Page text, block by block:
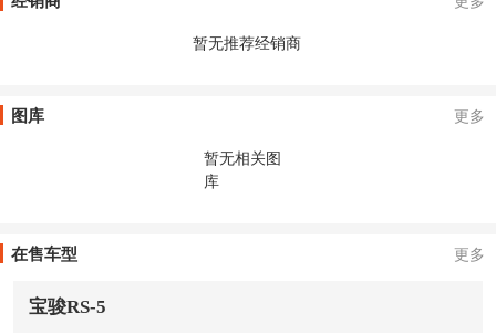
暂无推荐经销商
图库
更多
暂无相关图
库
在售车型 更多
宝骏RS-5